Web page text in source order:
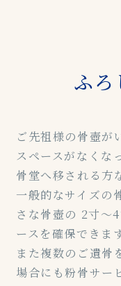
ふろ
ご先祖様の骨壺が
スペースがなくな
骨堂へ移される方
一般的なサイズの
さな骨壺の 2寸～
ースを確保できます
また複数のご遺骨
場合にも粉骨サー